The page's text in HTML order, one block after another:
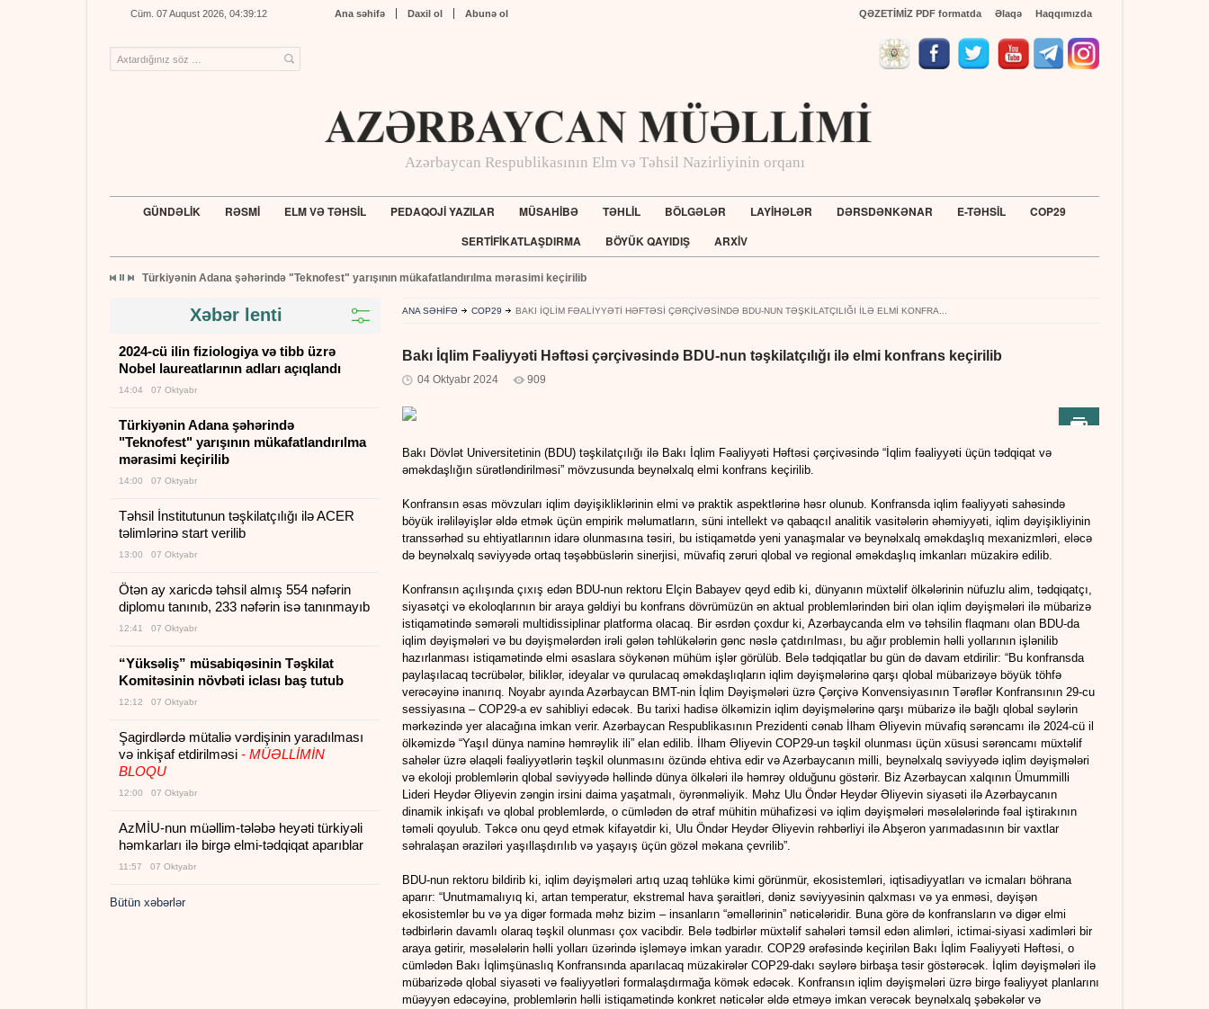
QƏZETİMİZ PDF formatda Əlaqə Haqqımızda
Cüm. 07 Auqust 2026, 04:39:13 Ana səhifə Daxil ol Abunə ol
Azərbaycan Respublikasının Elm və Təhsil Nazirliyinin orqanı
GÜNDƏLİK RƏSMİ ELM VƏ TƏHSİL PEDAQOJİ YAZILAR MÜSAHİBƏ TƏHLİL BÖLGƏLƏR LAYİHƏLƏR DƏRSDƏNKƏNAR E-TƏHSİL
COP29
SERTİFİKATLAŞDIRMA
BÖYÜK QAYIDIŞ ARXİV
Təhsil İnstitutunun təşkilatçılığı ilə ACER təlimlərinə start verilib
ANA SƏHİFƏ COP29 BAKI İQLIM FƏALIYYƏTI HƏFTƏSI ÇƏRÇIVƏSINDƏ BDU-NUN TƏŞKILATÇILIĞI ILƏ ELMI KONFRA...
Bakı İqlim Fəaliyyəti Həftəsi çərçivəsində BDU-nun təşkilatçılığı ilə elmi konfrans keçirilib
04 Oktyabr 2024 909
Bakı Dövlət Universitetinin (BDU) təşkilatçılığı ilə Bakı İqlim Fəaliyyəti Həftəsi çərçivəsində “İqlim fəaliyyəti üçün tədqiqat və
əməkdaşlığın sürətləndirilməsi” mövzusunda beynəlxalq elmi konfrans keçirilib.
Konfransın əsas mövzuları iqlim dəyişikliklərinin elmi və praktik aspektlərinə həsr olunub. Konfransda iqlim fəaliyyəti sahəsində
böyük irəliləyişlər əldə etmək üçün empirik məlumatların, süni intellekt və qabaqcıl analitik vasitələrin əhəmiyyəti, iqlim dəyişikliyinin
transsərhəd su ehtiyatlarının idarə olunmasına təsiri, bu istiqamətdə yeni yanaşmalar və beynəlxalq əməkdaşlıq mexanizmləri, eləcə
də beynəlxalq səviyyədə ortaq təşəbbüslərin sinerjisi, müvafiq zəruri qlobal və regional əməkdaşlıq imkanları müzakirə edilib.
Konfransın açılışında çıxış edən BDU-nun rektoru Elçin Babayev qeyd edib ki, dünyanın müxtəlif ölkələrinin nüfuzlu alim, tədqiqatçı,
siyasətçi və ekoloqlarının bir araya gəldiyi bu konfrans dövrümüzün ən aktual problemlərindən biri olan iqlim dəyişmələri ilə mübarizə
istiqamətində səmərəli multidissiplinar platforma olacaq. Bir əsrdən çoxdur ki, Azərbaycanda elm və təhsilin flaqmanı olan BDU-da
iqlim dəyişmələri və bu dəyişmələrdən irəli gələn təhlükələrin gənc nəslə çatdırılması, bu ağır problemin həlli yollarının işlənilib
hazırlanması istiqamətində elmi əsaslara söykənən mühüm işlər görülüb. Belə tədqiqatlar bu gün də davam etdirilir: “Bu konfransda
paylaşılacaq təcrübələr, biliklər, ideyalar və qurulacaq əməkdaşlıqların iqlim dəyişmələrinə qarşı qlobal mübarizəyə böyük töhfə
verəcəyinə inanırıq. Noyabr ayında Azərbaycan BMT-nin İqlim Dəyişmələri üzrə Çərçivə Konvensiyasının Tərəflər Konfransının 29-cu
sessiyasına – COP29-a ev sahibliyi edəcək. Bu tarixi hadisə ölkəmizin iqlim dəyişmələrinə qarşı mübarizə ilə bağlı qlobal səylərin
mərkəzində yer alacağına imkan verir. Azərbaycan Respublikasının Prezidenti cənab İlham Əliyevin müvafiq sərəncamı ilə 2024-cü il
ölkəmizdə “Yaşıl dünya naminə həmrəylik ili” elan edilib. İlham Əliyevin COP29-un təşkil olunması üçün xüsusi sərəncamı müxtəlif
sahələr üzrə əlaqəli fəaliyyətlərin təşkil olunmasını özündə ehtiva edir və Azərbaycanın milli, beynəlxalq səviyyədə iqlim dəyişmələri
və ekoloji problemlərin qlobal səviyyədə həllində dünya ölkələri ilə həmrəy olduğunu göstərir. Biz Azərbaycan xalqının Ümummilli
Lideri Heydər Əliyevin zəngin irsini daima yaşatmalı, öyrənməliyik. Məhz Ulu Öndər Heydər Əliyevin siyasəti ilə Azərbaycanın
dinamik inkişafı və qlobal problemlərdə, o cümlədən də ətraf mühitin mühafizəsi və iqlim dəyişmələri məsələlərində fəal iştirakının
təməli qoyulub. Təkcə onu qeyd etmək kifayətdir ki, Ulu Öndər Heydər Əliyevin rəhbərliyi ilə Abşeron yarımadasının bir vaxtlar
səhralaşan əraziləri yaşıllaşdırılıb və yaşayış üçün gözəl məkana çevrilib”.
BDU-nun rektoru bildirib ki, iqlim dəyişmələri artıq uzaq təhlükə kimi görünmür, ekosistemləri, iqtisadiyyatları və icmaları böhrana
aparır: “Unutmamalıyıq ki, artan temperatur, ekstremal hava şəraitləri, dəniz səviyyəsinin qalxması və ya enməsi, dəyişən
ekosistemlər bu və ya digər formada məhz bizim – insanların “əməllərinin” nəticələridir. Buna görə də konfransların və digər elmi
tədbirlərin davamlı olaraq təşkil olunması çox vacibdir. Belə tədbirlər müxtəlif sahələri təmsil edən alimləri, ictimai-siyasi xadimləri bir
araya gətirir, məsələlərin həlli yolları üzərində işləməyə imkan yaradır. COP29 ərəfəsində keçirilən Bakı İqlim Fəaliyyəti Həftəsi, o
cümlədən Bakı İqlimşünaslıq Konfransında aparılacaq müzakirələr COP29-dakı səylərə birbaşa təsir göstərəcək. İqlim dəyişmələri ilə
mübarizədə qlobal siyasəti və fəaliyyətləri formalaşdırmağa kömək edəcək. Konfransın iqlim dəyişmələri üzrə birgə fəaliyyət planlarını
müəyyən edəcəyinə, problemlərin həlli istiqamətində konkret nəticələr əldə etməyə imkan verəcək beynəlxalq şəbəkələr və
Xəbər lenti
2024-cü ilin fiziologiya və tibb üzrə
Nobel laureatlarının adları açıqlandı
14:04 07 Oktyabr
Türkiyənin Adana şəhərində
"Teknofest" yarışının mükafatlandırılma
mərasimi keçirilib
14:00 07 Oktyabr
Təhsil İnstitutunun təşkilatçılığı ilə ACER
təlimlərinə start verilib
13:00 07 Oktyabr
Ötən ay xaricdə təhsil almış 554 nəfərin
diplomu tanınıb, 233 nəfərin isə tanınmayıb
12:41 07 Oktyabr
“Yüksəliş” müsabiqəsinin Təşkilat
Komitəsinin növbəti iclası baş tutub
12:12 07 Oktyabr
Şagirdlərdə mütaliə vərdişinin yaradılması
və inkişaf etdirilməsi - MÜƏLLİMİN
BLOQU
12:00 07 Oktyabr
AzMİU-nun müəllim-tələbə heyəti türkiyəli
həmkarları ilə birgə elmi-tədqiqat aparıblar
11:57 07 Oktyabr
Bütün xəbərlər